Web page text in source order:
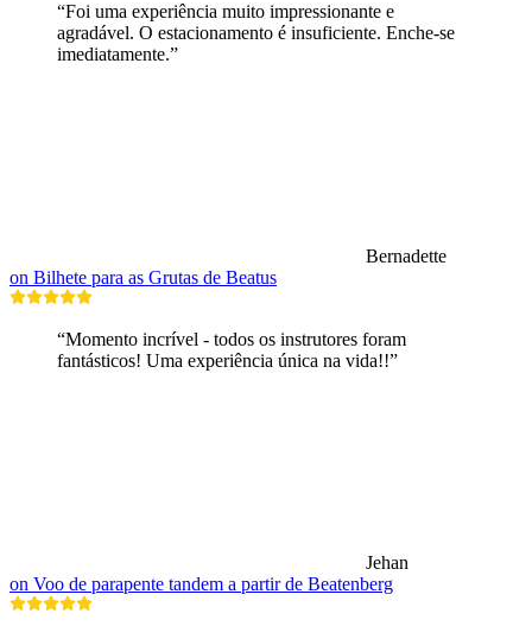
“Foi uma experiência muito impressionante e
agradável. O estacionamento é insuficiente. Enche-se
imediatamente.”
Bernadette
on Bilhete para as Grutas de Beatus
“Momento incrível - todos os instrutores foram
fantásticos! Uma experiência única na vida!!”
Jehan
on Voo de parapente tandem a partir de Beatenberg